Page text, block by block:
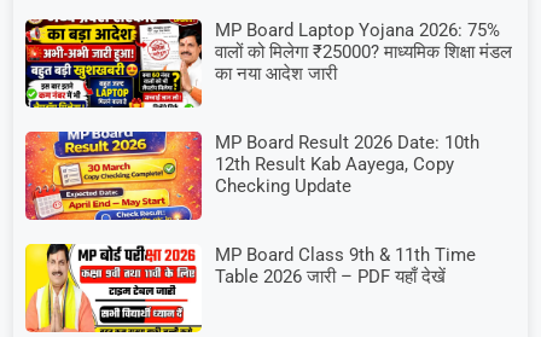
MP Board Laptop Yojana 2026: 75%
वालों को मिलेगा ₹25000? माध्यमिक शिक्षा मंडल
का नया आदेश जारी
MP Board Result 2026 Date: 10th
12th Result Kab Aayega, Copy
Checking Update
MP Board Class 9th & 11th Time
Table 2026 जारी – PDF यहाँ देखें